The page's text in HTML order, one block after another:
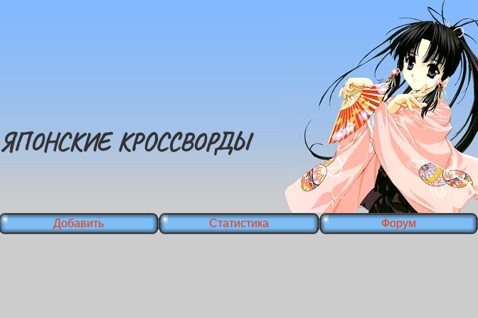
ЯПОНСКИЕ КРОССВОРДЫ
Добавить Статистика Форум